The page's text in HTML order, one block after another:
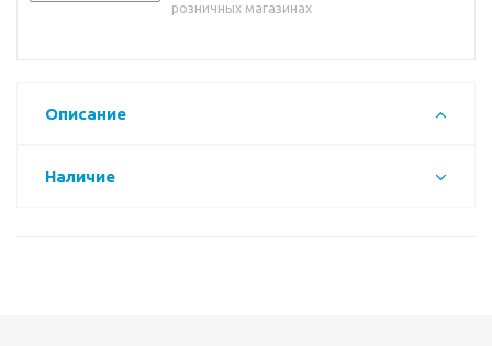
розничных магазинах
Описание
Наличие